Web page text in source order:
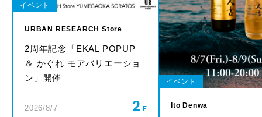
イベント
URBAN RESEARCH Store
2周年記念「EKAL POPUP
＆ かぐれ モアバリエーショ
ン」開催
2026/8/7 2
イベント
Ito Denwa